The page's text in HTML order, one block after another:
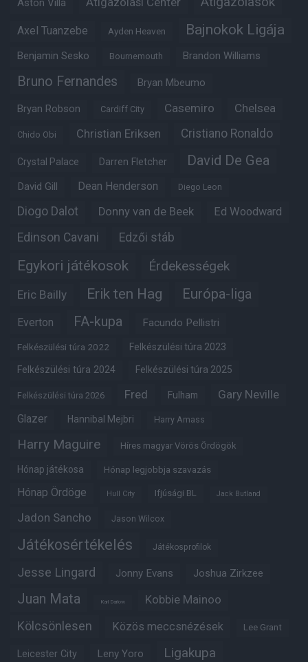
Aston Villa
Axel Tuanzebe Ayden Heaven Bajnokok Ligája
Benjamin Sesko Bournemouth Brandon Williams
Bruno Fernandes Bryan Mbeumo
Bryan Robson Cardiff City Casemiro Chelsea
Chido Obi Christian Eriksen Cristiano Ronaldo
Crystal Palace Darren Fletcher David De Gea
David Gill Dean Henderson Diego Leon
Diogo Dalot Donny van de Beek Ed Woodward
Edinson Cavani Edzői stáb
Egykori játékosok Érdekességek
Eric Bailly Erik ten Hag Európa-liga
Everton FA-kupa Facundo Pellistri
Felkészülési túra 2022 Felkészülési túra 2023
Felkészülési túra 2024 Felkészülési túra 2025
Felkészülési túra 2026 Fred Fulham Gary Neville
Glazer Hannibal Mejbri Harry Amass
Harry Maguire Híres magyar Vörös Ördögök
Hónap játékosa Hónap legjobbja szavazás
Hónap Ördöge Hull City Ifjúsági BL Jack Butland
Jadon Sancho Jason Wilcox
Játékosértékelés Játékosprofilok
Jesse Lingard Jonny Evans Joshua Zirkzee
Juan Mata Karl Darlow Kobbie Mainoo
Kölcsönlesen Közös meccsnézések Lee Grant
Leicester City Leny Yoro Ligakupa